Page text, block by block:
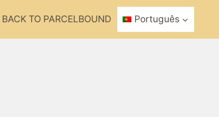
BACK TO PARCELBOUND Português